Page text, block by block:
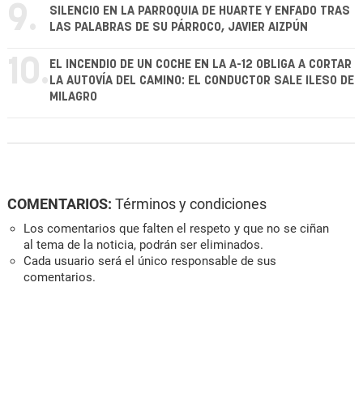
9.
SILENCIO EN LA PARROQUIA DE HUARTE Y ENFADO TRAS
LAS PALABRAS DE SU PÁRROCO, JAVIER AIZPÚN
10. EL INCENDIO DE UN COCHE EN LA A-12 OBLIGA A CORTAR
LA AUTOVÍA DEL CAMINO: EL CONDUCTOR SALE ILESO DE
MILAGRO
COMENTARIOS: Términos y condiciones
Los comentarios que falten el respeto y que no se ciñan
al tema de la noticia, podrán ser eliminados.
Cada usuario será el único responsable de sus
comentarios.